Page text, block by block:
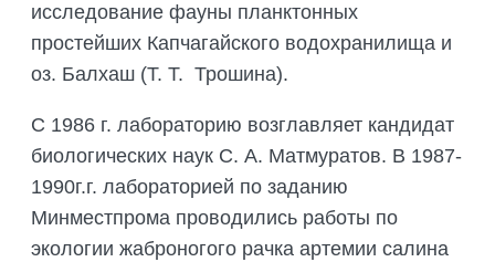
исследование фауны планктонных
простейших Капчагайского водохранилища и
оз. Балхаш (Т. Т. Трошина).
С 1986 г. лабораторию возглавляет кандидат
биологических наук С. А. Матмуратов. В 1987-
1990г.г. лабораторией по заданию
Минместпрома проводились работы по
экологии жаброногого рачка артемии салина